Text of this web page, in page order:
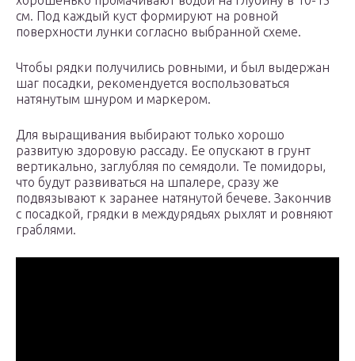
см. Под каждый куст формируют на ровной
поверхности лунки согласно выбранной схеме.
Чтобы рядки получились ровными, и был выдержан
шаг посадки, рекомендуется воспользоваться
натянутым шнуром и маркером.
Для выращивания выбирают только хорошо
развитую здоровую рассаду. Ее опускают в грунт
вертикально, заглубляя по семядоли. Те помидоры,
что будут развиваться на шпалере, сразу же
подвязывают к заранее натянутой бечеве. Закончив
с посадкой, грядки в междурядьях рыхлят и ровняют
граблями.